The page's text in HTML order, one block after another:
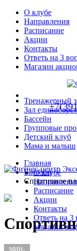
О клубе
Направления
Расписание
Акции
Контакты
Ответь на 3
Магазин
Тренажерный
Зал
Бассейн
Групповые
Детский клуб
Мама и малыш
О клубе
Расписание
Акции
Контакты
Ответь на 3
Магазин
Главная
Бассейн
Спортивное
мин.